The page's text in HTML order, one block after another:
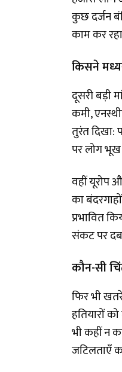
कुछ दर्जन
काम कर
किसने
दूसरी बड़ी
कमी,
तुरंत दिखा:
पर लोग भूख
वहीं यूरोप
का
प्रभावित
संकट पर
कौन-सी
फिर भी
हतियारों
भी कहीं न
जटिलताएँ